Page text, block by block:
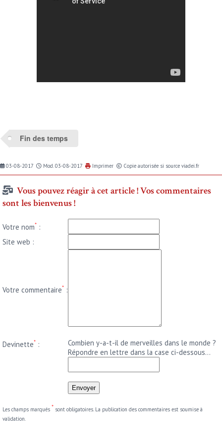
Fin des temps
03-08-2017 Mod. 03-08-2017 Imprimer Copie autorisée si source viadei.fr
Vous pouvez réagir à cet article ! Vos commentaires
sont les bienvenus !
Votre nom* :
Site web :
Votre commentaire* :
Devinette* :
Combien y-a-t-il de merveilles dans le monde ?
Répondre en lettre dans la case ci-dessous...
Les champs marqués * sont obligatoires. La publication des commentaires est soumise à
validation.